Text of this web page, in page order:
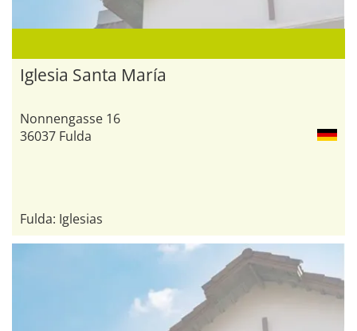
Iglesia Santa María
Nonnengasse 16
36037 Fulda
Fulda: Iglesias